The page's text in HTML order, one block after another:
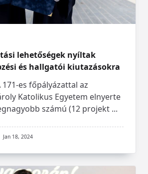
lehetőségek nyíltak
és hallgatói kiutazásokra
171-es főpályázattal az
Katolikus Egyetem elnyerte
számú (12 projekt ...
Jan 18, 2024